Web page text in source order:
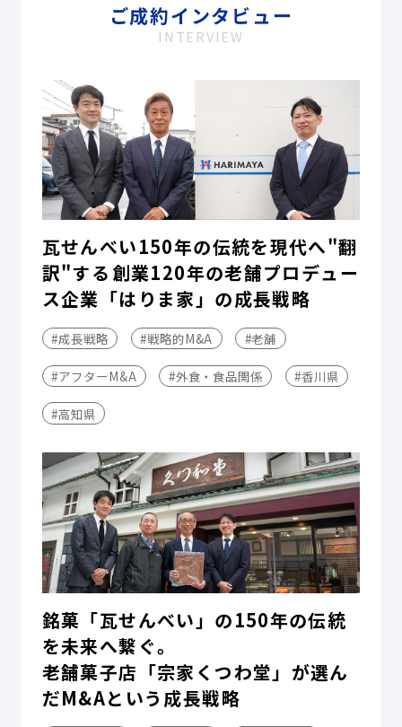
ご成約インタビュー
INTERVIEW
瓦せんべい150年の伝統を現代へ"翻
訳"する――創業120年の老舗プロデュー
ス企業「はりま家」の成長戦略
#成長戦略 #戦略的M&A #老舗
#アフターM&A #外食・食品関係 #香川県
#高知県
銘菓「瓦せんべい」の150年の伝統
を未来へ繋ぐ。
老舗菓子店「宗家くつわ堂」が選ん
だM&Aという成長戦略